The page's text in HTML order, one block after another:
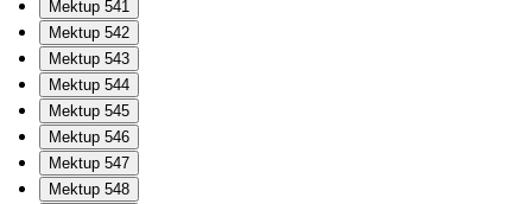
Mektup 541
Mektup 542
Mektup 543
Mektup 544
Mektup 545
Mektup 546
Mektup 547
Mektup 548